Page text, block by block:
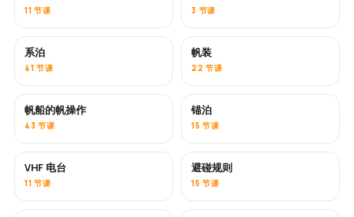
11 节课 3 节课
系泊
41 节课
帆装
22 节课
帆船的帆操作
43 节课
锚泊
15 节课
VHF 电台
11 节课
避碰规则
15 节课